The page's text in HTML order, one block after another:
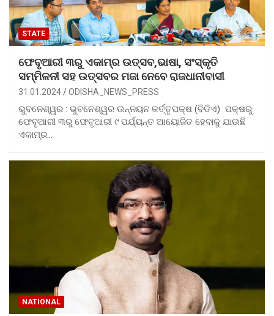
STATE
ଫେବୃଆରୀ ୩ରୁ ଏକାମ୍ର ଉତ୍ସବ,ଭାଷା, ସଂସ୍କୃତି
ସମ୍ମିଳନୀ ସହ ଉତ୍ସବର ମଜା ନେବେ ରାଜଧାନୀବାସୀ
31.01.2024 ODISHA_NEWS_PRESS
ଭୁବନେଶ୍ୱର : ଭୁବନେଶ୍ୱର ଉନ୍ନୟନ କର୍ତ୍ତୃପକ୍ଷ (ବିଡିଏ) ପକ୍ଷରୁ
ଫେବୃଆରୀ ୩ରୁ ଫେବୃଆରୀ ୯ ପର୍ଯ୍ୟନ୍ତ ଆୟୋଜିତ ହେବାକୁ ଯାଉଛି
ଏକାମ୍ର…
NATIONAL